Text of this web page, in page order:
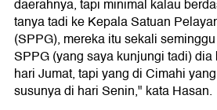
daerahnya, tapi minimal kalau
tanya tadi ke Kepala Satuan
(SPPG), mereka itu sekali
SPPG (yang saya kunjungi tadi)
hari Jumat, tapi yang di Cimahi
susunya di hari Senin," kata Hasan.